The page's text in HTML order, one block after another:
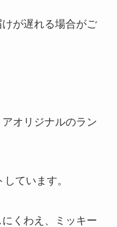
が遅れる場合がご
オリジナルのラン
ています。
くわえ、ミッキー